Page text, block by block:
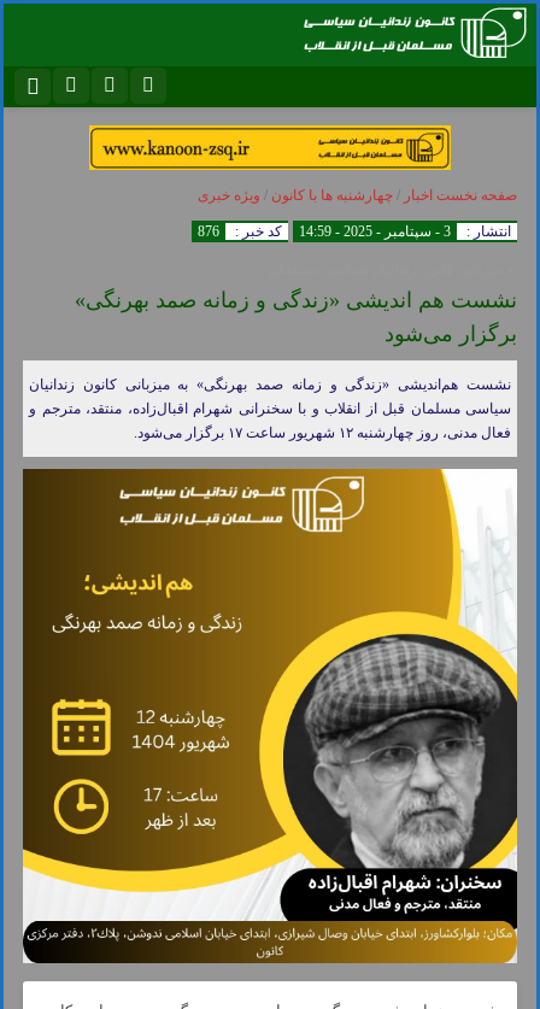
اینستاگرام تلگرام
آپارات اپلیکیشن
نام کاربری یا نشانی ایمیل
رمز عبور
مرا به خاطر بسپار
صفحه نخست اخبار / چهارشنبه ها با کانون / ویژه خبری
انتشار : 3 - سپتامبر - 2025 - 14:59 کد خبر : 876
نشست هم اندیشی «زندگی و زمانه صمد بهرنگی»
برگزار می‌شود
نشست هم‌اندیشی «زندگی و زمانه صمد بهرنگی» به میزبانی کانون زندانیان
سیاسی مسلمان قبل از انقلاب و با سخنرانی شهرام اقبال‌زاده، منتقد، مترجم و
فعال مدنی، روز چهارشنبه ۱۲ شهریور ساعت ۱۷ برگزار می‌شود.